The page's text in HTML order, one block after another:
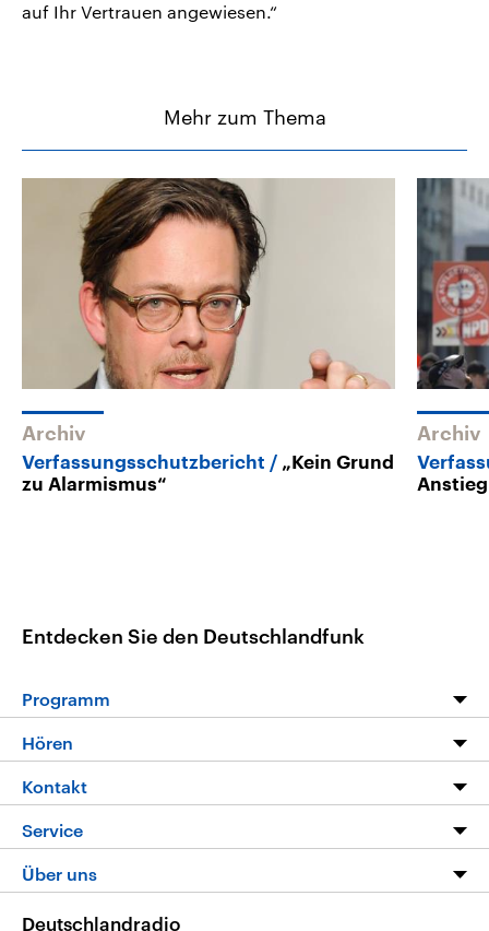
auf Ihr Vertrauen angewiesen.“
Mehr zum Thema
Archiv
Verfassungsschutzbericht
„Kein Grund
zu Alarmismus“
Archiv
Entdecken Sie den Deutschlandfunk
Programm
Programm
Die Nachrichten
Nachrichtenleicht
Neue Beiträge auf dlf.de
Hören
Livestream
Podcasts
Deutschlandfunk App
Nachrichten App
Kontakt
Hörerservice
Service
FAQ
Über uns
Deutschlandradio